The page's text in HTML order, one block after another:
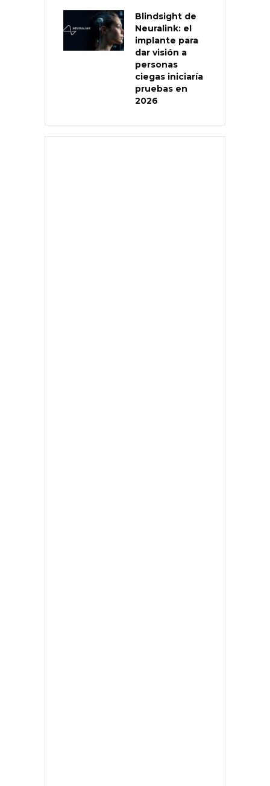
Blindsight de
Neuralink: el
implante para
dar visión a
personas
ciegas iniciaría
pruebas en
2026